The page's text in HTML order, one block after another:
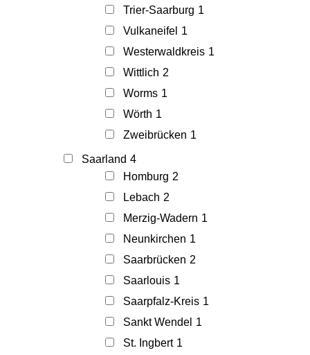
Trier-Saarburg 1
Vulkaneifel 1
Westerwaldkreis 1
Wittlich 2
Worms 1
Wörth 1
Zweibrücken 1
Saarland 4
Homburg 2
Lebach 2
Merzig-Wadern 1
Neunkirchen 1
Saarbrücken 2
Saarlouis 1
Saarpfalz-Kreis 1
Sankt Wendel 1
St. Ingbert 1